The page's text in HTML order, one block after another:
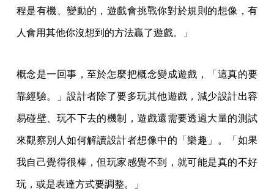
程是有機、變動的，遊戲會挑戰你對於規則的想像，有
人會用其他你沒想到的方法贏了遊戲。」
概念是一回事，至於怎麼把概念變成遊戲，「這真的要
靠經驗。」設計者除了要多玩其他遊戲，減少設計出容
易碰壁、玩不下去的機制，遊戲還需要透過大量的測試
來觀察別人如何解讀設計者想像中的「樂趣」。「如果
我自己覺得很棒，但玩家感覺不到，就可能是真的不好
玩，或是表達方式要調整。」